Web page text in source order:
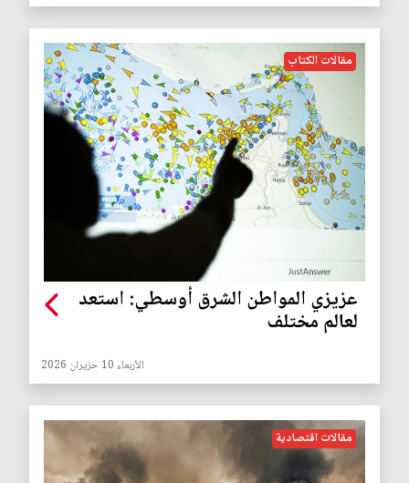
مقالات الكتاب
عزيزي المواطن الشرق أوسطي: استعد
لعالم مختلف
الأربعاء 10 حزيران 2026
مقالات اقتصادية